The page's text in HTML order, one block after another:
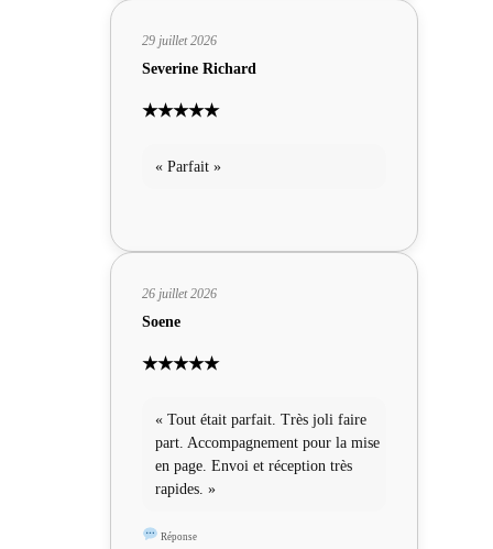
29 juillet 2026
Severine Richard
★★★★★
« Parfait »
26 juillet 2026
Soene
★★★★★
« Tout était parfait. Très joli faire
part. Accompagnement pour la mise
en page. Envoi et réception très
rapides. »
Réponse